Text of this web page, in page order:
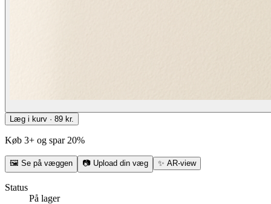
Læg i kurv · 89 kr.
Køb 3+ og spar 20%
🖼 Se på væggen 📷 Upload din væg ✨ AR-view
Status
På lager